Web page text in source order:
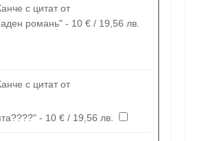
с цитат от
романь" - 10 € / 19,56 лв.
с цитат от
- 10 € / 19,56 лв.